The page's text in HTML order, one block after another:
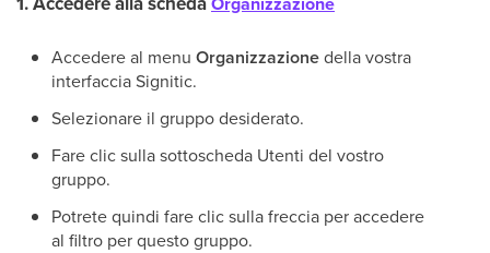
Accedere al menu Organizzazionedella vostra
interfaccia Signitic.
Selezionare il gruppo desiderato.
Fare clic sulla sottoscheda Utenti del vostro
gruppo.
Potrete quindi fare clic sulla freccia per accedere
al filtro per questo gruppo.